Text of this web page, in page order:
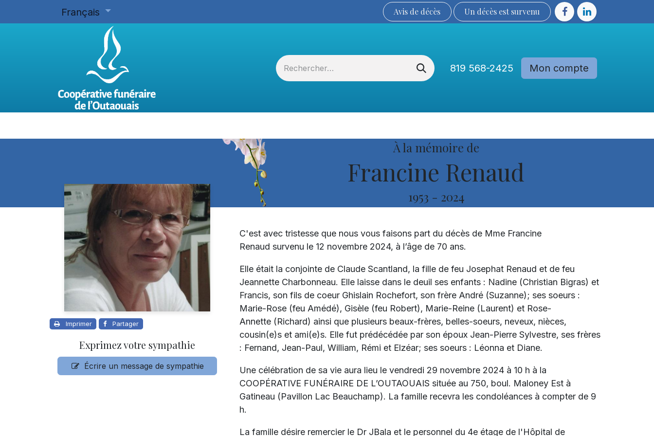
Français Avis de décès Un décès est sur​​​​​​​​ve​nu​​​​​​​​​​
819 568-2425 Mon compte
À la mémoire de
Francine Renaud
1953 - 2024
Imprimer Partager
Exprimez votre sympathie
Écrire un message de sympathie
C'est avec tristesse que nous vous faisons part du décès de Mme Francine
Renaud survenu le 12 novembre 2024, à l’âge de 70 ans.
Elle était la conjointe de Claude Scantland, la fille de feu Josephat Renaud et de feu
Jeannette Charbonneau. Elle laisse dans le deuil ses enfants : Nadine (Christian Bigras) et
Francis, son fils de coeur Ghislain Rochefort, son frère André (Suzanne); ses soeurs :
Marie-Rose (feu Amédé), Gisèle (feu Robert), Marie-Reine (Laurent) et Rose-
Annette (Richard) ainsi que plusieurs beaux-frères, belles-soeurs, neveux, nièces,
cousin(e)s et ami(e)s. Elle fut prédécédée par son époux Jean-Pierre Sylvestre, ses frères
: Fernand, Jean-Paul, William, Rémi et Elzéar; ses soeurs : Léonna et Diane.
Une célébration de sa vie aura lieu le vendredi 29 novembre 2024 à 10 h à la
COOPÉRATIVE FUNÉRAIRE DE L’OUTAOUAIS située au 750, boul. Maloney Est à
Gatineau (Pavillon Lac Beauchamp). La famille recevra les condoléances à compter de 9
h.
La famille désire remercier le Dr JBala et le personnel du 4e étage de l'Hôpital de